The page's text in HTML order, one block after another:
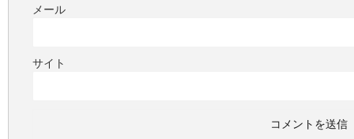
メール
サイト